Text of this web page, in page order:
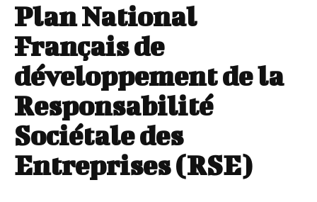
Plan National
Français de
développement de la
Responsabilité
Sociétale des
Entreprises (RSE)